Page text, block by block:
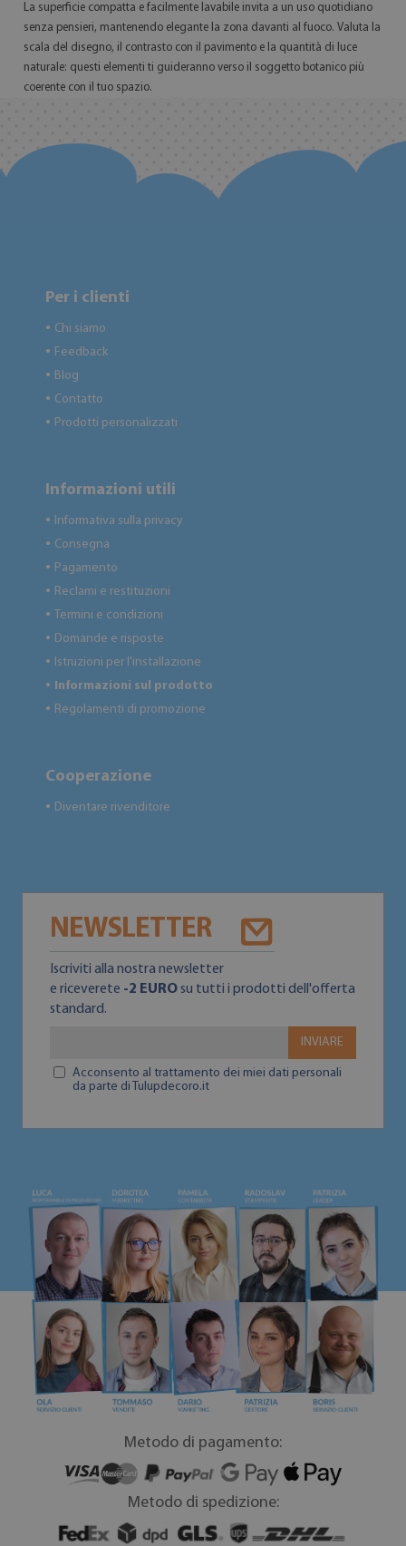
La superficie compatta e facilmente lavabile invita a un uso quotidiano
senza pensieri, mantenendo elegante la zona davanti al fuoco. Valuta la
scala del disegno, il contrasto con il pavimento e la quantità di luce
naturale: questi elementi ti guideranno verso il soggetto botanico più
coerente con il tuo spazio.
Per i clienti
● Chi siamo
● Feedback
● Blog
● Contatto
● Prodotti personalizzati
Informazioni utili
● Informativa sulla privacy
● Consegna
● Pagamento
● Reclami e restituzioni
● Termini e condizioni
● Domande e risposte
● Istruzioni per l'installazione
● Informazioni sul prodotto
● Regolamenti di promozione
Cooperazione
● Diventare rivenditore
NEWSLETTER
Iscriviti alla nostra newsletter
e riceverete -2 EUROsu tutti i prodotti dell'offerta
standard.
INVIARE
Acconsento al trattamento dei miei dati personali
da parte di Tulupdecoro.it
Metodo di pagamento:
Metodo di spedizione: